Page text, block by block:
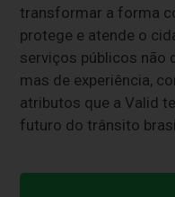
transformar a forma
protege e atende o
serviços públicos não
mas de experiência,
atributos que a Valid
futuro do trânsito